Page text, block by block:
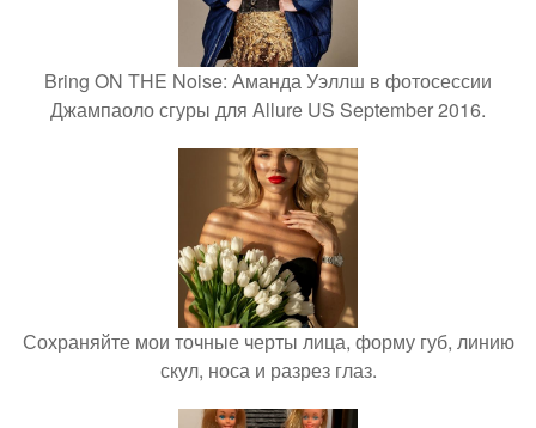
Bring ON THE Noise: Аманда Уэллш в фотосессии
Джампаоло сгуры для Allure US September 2016.
Сохраняйте мои точные черты лица, форму губ, линию
скул, носа и разрез глаз.